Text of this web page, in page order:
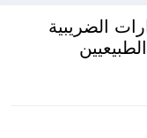
الضريبية